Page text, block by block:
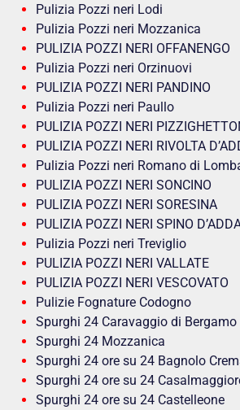
Pulizia Pozzi neri Lodi
Pulizia Pozzi neri Mozzanica
PULIZIA POZZI NERI OFFANENGO
Pulizia Pozzi neri Orzinuovi
PULIZIA POZZI NERI PANDINO
Pulizia Pozzi neri Paullo
PULIZIA POZZI NERI
PULIZIA POZZI NERI RIVOLTA
Pulizia Pozzi neri Romano di
PULIZIA POZZI NERI SONCINO
PULIZIA POZZI NERI SORESINA
PULIZIA POZZI NERI SPINO
Pulizia Pozzi neri Treviglio
PULIZIA POZZI NERI VALLATE
PULIZIA POZZI NERI VESCOVATO
Pulizie Fognature Codogno
Spurghi 24 Caravaggio di Bergamo
Spurghi 24 Mozzanica
Spurghi 24 ore su 24 Bagnolo
Spurghi 24 ore su 24
Spurghi 24 ore su 24 Castelleone